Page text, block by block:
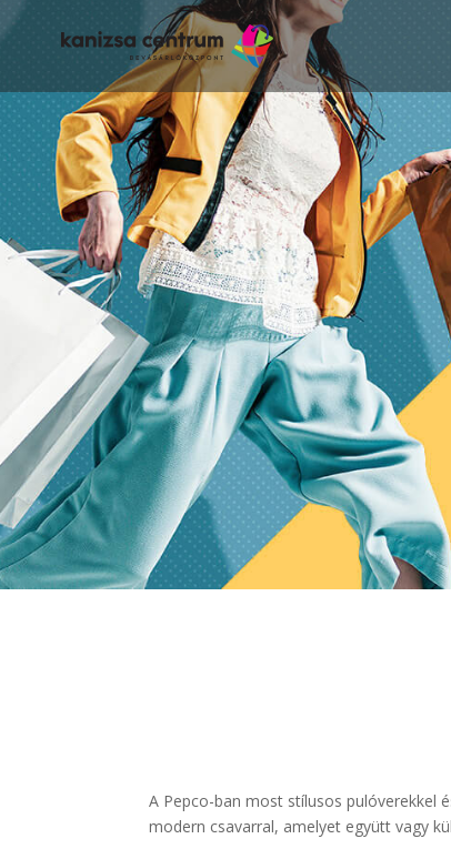
A Pepco-ban most stílusos pulóverekkel
modern csavarral, amelyet együtt vagy